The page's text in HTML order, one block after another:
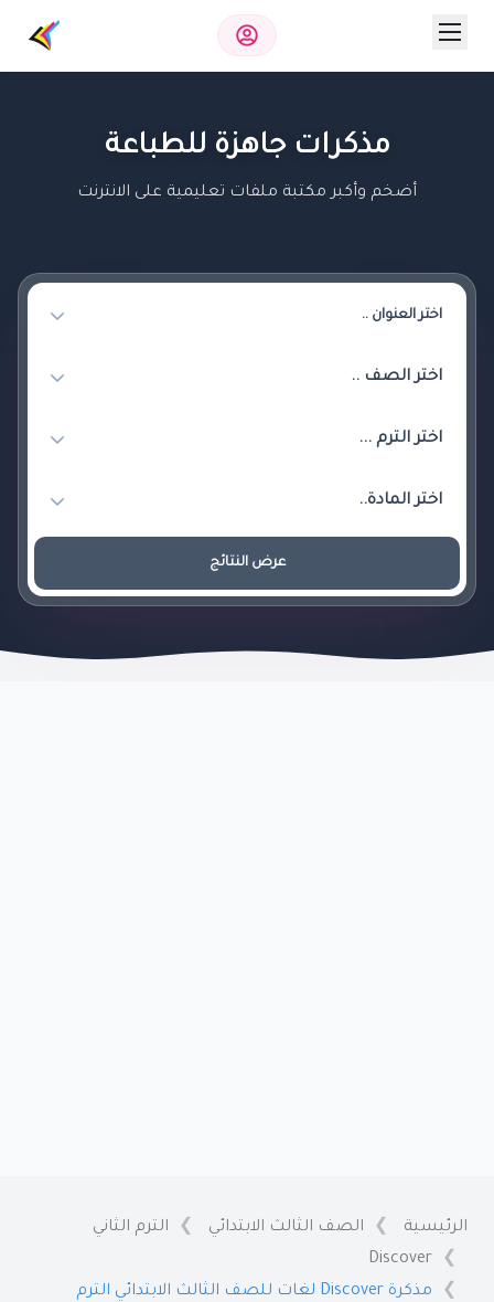
مذكرات جاهزة للطباعة
أضخم وأكبر مكتبة ملفات تعليمية على الانترنت
عرض النتائج
الرئيسية الصف الثالث الابتدائي
الترم الثاني
Discover
مذكرة Discover لغات للصف الثالث الابتدائي الترم